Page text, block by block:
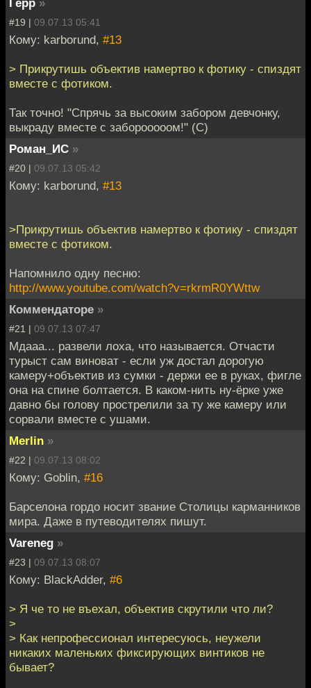
#19 | 09.07.13 05:41
Кому: karborund, #13
> Прикрутишь объектив намертво к фотику - спиздят
вместе с фотиком.
Так точно! "Спрячь за высоким забором девчонку,
выкраду вместе с заборооооом!" (С)
Роман_ИС »
#20 | 09.07.13 05:42
Кому: karborund, #13
>Прикрутишь объектив намертво к фотику - спиздят
вместе с фотиком.
Напомнило одну песню:
http://www.youtube.com/watch?v=rkrmR0YWttw
Коммендаторе »
#21 | 09.07.13 07:47
Мдааа... развели лоха, что называется. Отчасти
турыст сам виноват - если уж достал дорогую
камеру+объектив из сумки - держи ее в руках, фигле
она на спине болтается. В каком-нить ну-ёрке уже
давно бы голову прострелили за ту же камеру или
сорвали вместе с ушами.
Merlin »
#22 | 09.07.13 08:02
Кому: Goblin, #16
Барселона гордо носит звание Столицы карманников
мира. Даже в путеводителях пишут.
Vareneg »
#23 | 09.07.13 08:07
Кому: BlackAdder, #6
> Я че то не въехал, объектив скрутили что ли?
>
> Как непрофессионал интересуюсь, неужели
никаких маленьких фиксирующих винтиков не
бывает?